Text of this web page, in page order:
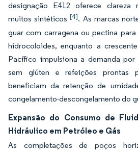
designação E412 oferece clareza
muitos sintéticos[4]. As marcas
guar com carragena ou pectina
hidrocoloides, enquanto a
Pacífico impulsiona a demanda
sem glúten e refeições prontas
beneficiam da retenção de
congelamento-descongelamento do
Expansão do Consumo de
Hidráulico em Petróleo e Gás
As completações de poços